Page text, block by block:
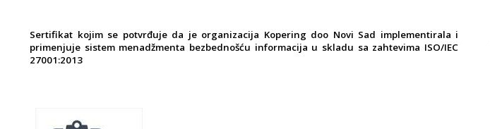
Sertifikat kojim se potvrđuje da je organizacija Kopering doo Novi Sad implementirala i
primenjuje sistem menadžmenta bezbednošću informacija u skladu sa zahtevima ISO/IEC
27001:2013